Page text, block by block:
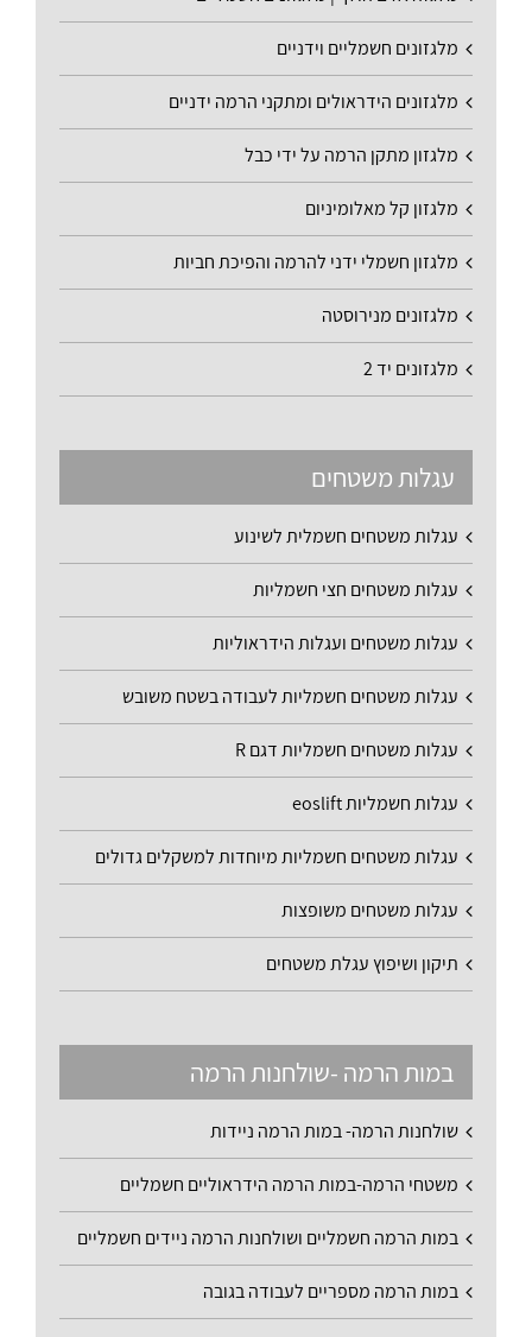
מלגזונים חשמליים וידניים
מלגזונים הידראולים ומתקני הרמה ידניים
מלגזון מתקן הרמה על ידי כבל
מלגזון קל מאלומיניום
מלגזון חשמלי ידני להרמה והפיכת חביות
מלגזונים מנירוסטה
מלגזונים יד 2
עגלות משטחים
עגלות משטחים חשמלית לשינוע
עגלות משטחים חצי חשמליות
עגלות משטחים ועגלות הידראוליות
עגלות משטחים חשמליות לעבודה בשטח משובש
עגלות משטחים חשמליות דגם R
עגלות חשמליות eoslift
עגלות משטחים חשמליות מיוחדות למשקלים גדולים
עגלות משטחים משופצות
תיקון ושיפוץ עגלת משטחים
במות הרמה -שולחנות הרמה
שולחנות הרמה- במות הרמה ניידות
משטחי הרמה-במות הרמה הידראוליים חשמליים
במות הרמה חשמליים ושולחנות הרמה ניידים חשמליים
במות הרמה מספריים לעבודה בגובה